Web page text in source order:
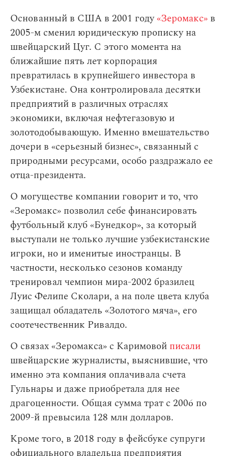
Основанный в США в 2001 году«Зеромакс» в
2005-м сменил юридическую прописку на
швейцарский Цуг. С этого момента на
ближайшие пять лет корпорация
превратилась в крупнейшего инвестора в
Узбекистане. Она контролировала десятки
предприятий в различных отраслях
экономики, включая нефтегазовую и
золотодобывающую. Именно вмешательство
дочери в «серьезный бизнес», связанный с
природными ресурсами, особо раздражало ее
отца-президента.
О могуществе компании говорит и то, что
«Зеромакс» позволил себе финансировать
футбольный клуб «Бунедкор», за который
выступали не только лучшие узбекистанские
игроки, но и именитые иностранцы. В
частности, несколько сезонов команду
тренировал чемпион мира-2002 бразилец
Луис Фелипе Сколари, а на поле цвета клуба
защищал обладатель «Золотого мяча», его
соотечественник Ривалдо.
О связах «Зеромакса» с Каримовой писали
швейцарские журналисты, выяснившие, что
именно эта компания оплачивала счета
Гульнары и даже приобретала для нее
драгоценности. Общая сумма трат с 2006 по
2009-й превысила 128 млн долларов.
Кроме того, в 2018 году в фейсбуке супруги